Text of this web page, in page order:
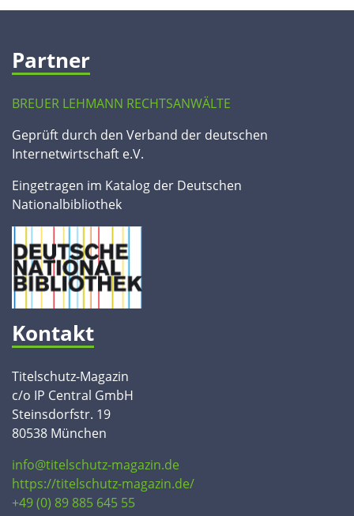
Partner
BREUER LEHMANN RECHTSANWÄLTE
Geprüft durch den Verband der deutschen
Internetwirtschaft e.V.
Eingetragen im Katalog der Deutschen
Nationalbibliothek
Kontakt
Titelschutz-Magazin
c/o IP Central GmbH
Steinsdorfstr. 19
80538 München
info@titelschutz-magazin.de
https://titelschutz-magazin.de/
+49 (0) 89 885 645 55